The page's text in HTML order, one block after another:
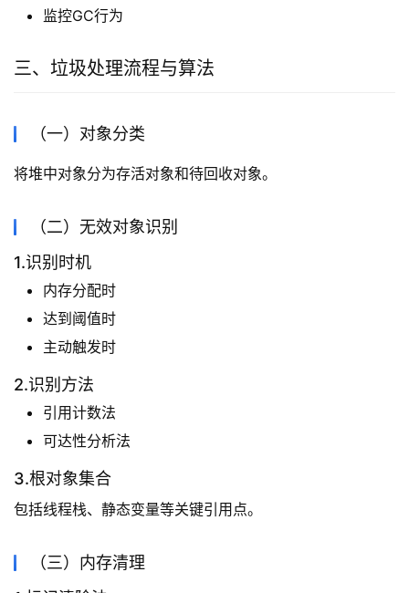
监控GC行为
三、垃圾处理流程与算法
（一）对象分类
将堆中对象分为存活对象和待回收对象。
（二）无效对象识别
1.识别时机
内存分配时
达到阈值时
主动触发时
2.识别方法
引用计数法
可达性分析法
3.根对象集合
包括线程栈、静态变量等关键引用点。
（三）内存清理